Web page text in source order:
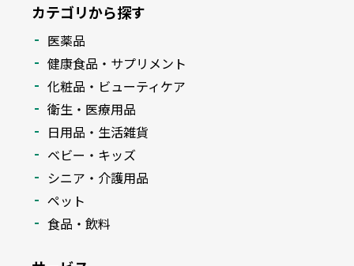
カテゴリから探す
医薬品
健康食品・サプリメント
化粧品・ビューティケア
衛生・医療用品
日用品・生活雑貨
ベビー・キッズ
シニア・介護用品
ペット
食品・飲料